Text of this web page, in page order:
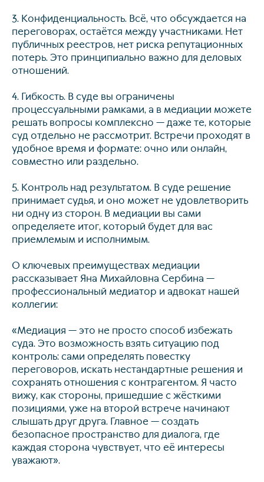
3. Конфиденциальность. Всё, что обсуждается на
переговорах, остаётся между участниками. Нет
публичных реестров, нет риска репутационных
потерь. Это принципиально важно для деловых
отношений.
4. Гибкость. В суде вы ограничены
процессуальными рамками, а в медиации можете
решать вопросы комплексно — даже те, которые
суд отдельно не рассмотрит. Встречи проходят в
удобное время и формате: очно или онлайн,
совместно или раздельно.
5. Контроль над результатом. В суде решение
принимает судья, и оно может не удовлетворить
ни одну из сторон. В медиации вы сами
определяете итог, который будет для вас
приемлемым и исполнимым.
О ключевых преимуществах медиации
рассказывает Яна Михайловна Сербина —
профессиональный медиатор и адвокат нашей
коллегии:
«Медиация — это не просто способ избежать
суда. Это возможность взять ситуацию под
контроль: сами определять повестку
переговоров, искать нестандартные решения и
сохранять отношения с контрагентом. Я часто
вижу, как стороны, пришедшие с жёсткими
позициями, уже на второй встрече начинают
слышать друг друга. Главное — создать
безопасное пространство для диалога, где
каждая сторона чувствует, что её интересы
уважают».